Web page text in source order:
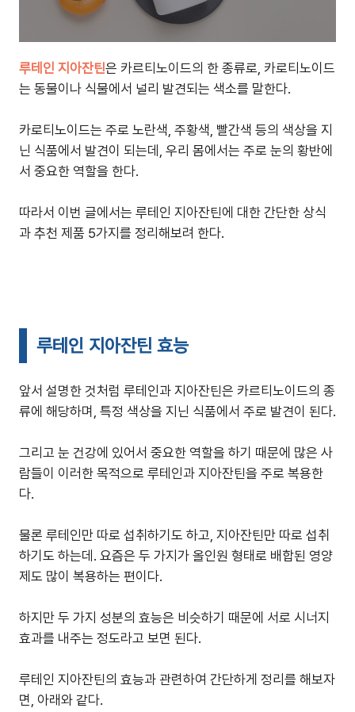
루테인 지아잔틴은 카르티노이드의 한 종류로, 카로티노이드
는 동물이나 식물에서 널리 발견되는 색소를 말한다.
카로티노이드는 주로 노란색, 주황색, 빨간색 등의 색상을 지
닌 식품에서 발견이 되는데, 우리 몸에서는 주로 눈의 황반에
서 중요한 역할을 한다.
따라서 이번 글에서는 루테인 지아잔틴에 대한 간단한 상식
과 추천 제품 5가지를 정리해보려 한다.
루테인 지아잔틴 효능
앞서 설명한 것처럼 루테인과 지아잔틴은 카르티노이드의 종
류에 해당하며, 특정 색상을 지닌 식품에서 주로 발견이 된다.
그리고 눈 건강에 있어서 중요한 역할을 하기 때문에 많은 사
람들이 이러한 목적으로 루테인과 지아잔틴을 주로 복용한
다.
물론 루테인만 따로 섭취하기도 하고, 지아잔틴만 따로 섭취
하기도 하는데. 요즘은 두 가지가 올인원 형태로 배합된 영양
제도 많이 복용하는 편이다.
하지만 두 가지 성분의 효능은 비슷하기 때문에 서로 시너지
효과를 내주는 정도라고 보면 된다.
루테인 지아잔틴의 효능과 관련하여 간단하게 정리를 해보자
면, 아래와 같다.